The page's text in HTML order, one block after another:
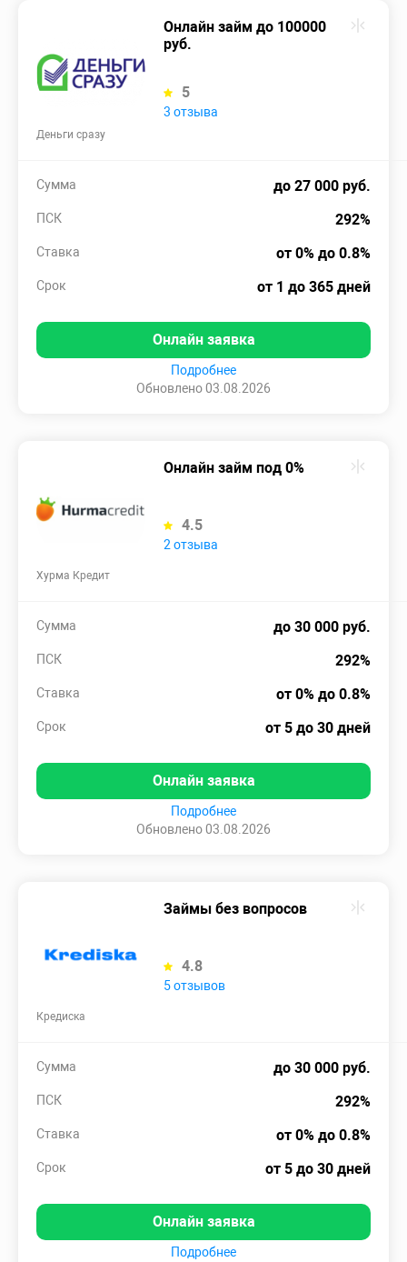
Деньги сразу
Онлайн займ до 100000
руб.
5
3 отзыва
до 27 000 руб.
Сумма
292%
ПСК
от 0% до 0.8%
Ставка
от 1 до 365 дней
Срок
Онлайн заявка
Подробнее
Обновлено 03.08.2026
Хурма Кредит
Онлайн займ под 0%
4.5
2 отзыва
до 30 000 руб.
Сумма
292%
ПСК
от 0% до 0.8%
Ставка
от 5 до 30 дней
Срок
Онлайн заявка
Подробнее
Обновлено 03.08.2026
Кредиска
Займы без вопросов
4.8
5 отзывов
до 30 000 руб.
Сумма
292%
ПСК
от 0% до 0.8%
Ставка
от 5 до 30 дней
Срок
Онлайн заявка
Подробнее